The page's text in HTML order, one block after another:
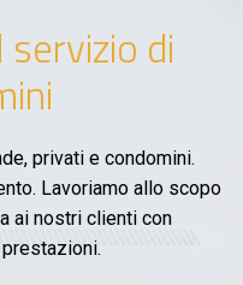
di
privati e condomini.
Lavoriamo allo scopo
ai nostri clienti con